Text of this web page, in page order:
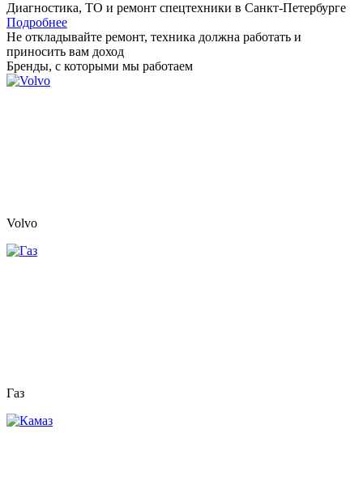
Диагностика, ТО и ремонт спецтехники в Санкт-Петербурге
Подробнее
Не откладывайте ремонт, техника должна работать и
приносить вам доход
Бренды, с которыми мы работаем
Volvo
Газ